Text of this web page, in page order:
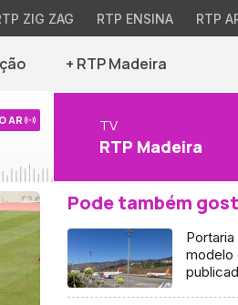
ZIG ZAG RTP ENSINA RTP
+ RTP Madeira
AR TV
RTP Madeira
Pode também
modelo